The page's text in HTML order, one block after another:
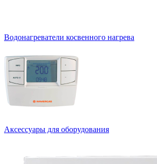
Водонагреватели косвенного нагрева
Аксессуары для оборудования